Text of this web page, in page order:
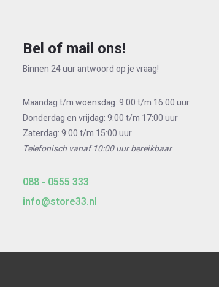
Bel of mail ons!
Binnen 24 uur antwoord op je vraag!
Maandag t/m woensdag: 9:00 t/m 16:00 uur
Donderdag en vrijdag: 9:00 t/m 17:00 uur
Zaterdag: 9:00 t/m 15:00 uur
Telefonisch vanaf 10:00 uur bereikbaar
088 - 0555 333
info@store33.nl